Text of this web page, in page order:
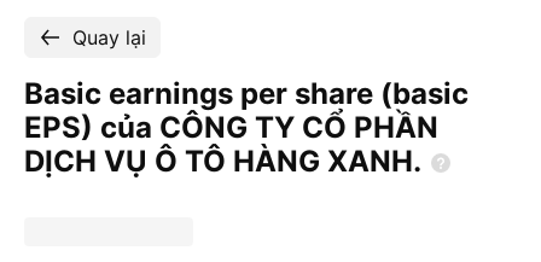
Quay lại
Basic earnings per share (basic
EPS) của CÔNG TY CỔ PHẦN
DỊCH VỤ Ô TÔ HÀNG XANH.